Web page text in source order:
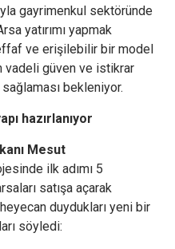
gayrimenkul sektöründe
yatırımı yapmak
ve erişilebilir bir model
vadeli güven ve istikrar
bekleniyor.
hazırlanıyor
Mesut
ilk adımı 5
satışa açarak
duydukları yeni bir
söyledi: